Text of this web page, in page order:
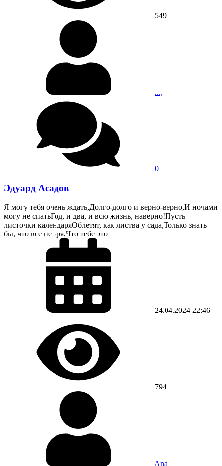
549
...,
0
Эдуард Асадов
Я могу тебя очень ждать,Долго-долго и верно-верно,И ночами
могу не спатьГод, и два, и всю жизнь, наверно!Пусть
листочки календаряОблетят, как листва у сада,Только знать
бы, что все не зря,Что тебе это
24.04.2024 22:46
794
Ana